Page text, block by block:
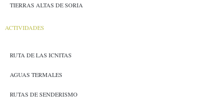
TIERRAS ALTAS DE SORIA
ACTIVIDADES
RUTA DE LAS ICNITAS
AGUAS TERMALES
RUTAS DE SENDERISMO